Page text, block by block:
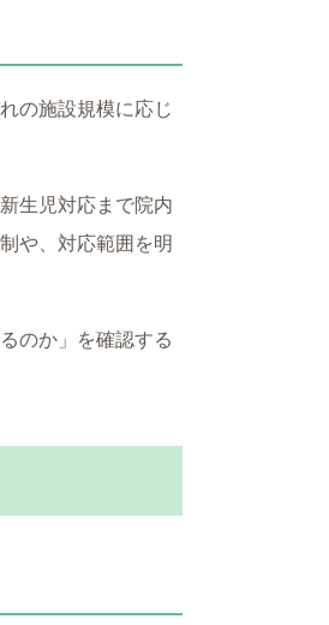
の施設規模に応じ
生児対応まで院内
や、対応範囲を明
のか」を確認する